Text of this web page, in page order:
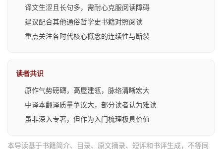
译文生涩且长句多，需耐心克服阅读障碍
建议配合其他通俗哲学史书籍对照阅读
重点关注各时代核心概念的连续性与断裂
读者共识
原作气势磅礴，高屋建瓴，脉络清晰宏大
中译本翻译质量争议大，部分读者认为难读
虽非深入专著，但作为入门梳理极具价值
本导读基于书籍简介、目录、原文摘录、短评和书评生成，不等同